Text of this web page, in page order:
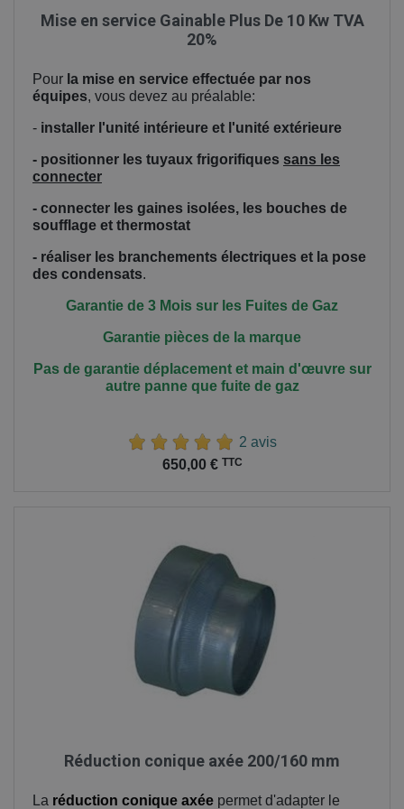
Mise en service Gainable Plus De 10 Kw TVA
20%
Pour la mise en service effectuée par nos
équipes, vous devez au préalable:
- installer l'unité intérieure et l'unité extérieure
- positionner les tuyaux frigorifiques sans les
connecter
- connecter les gaines isolées, les bouches de
soufflage et thermostat
- réaliser les branchements électriques et la pose
des condensats.
Garantie de 3 Mois sur les Fuites de Gaz
Garantie pièces de la marque
Pas de garantie déplacement et main d'œuvresur
autre panne que fuite de gaz
2 avis
650,00 € TTC
Réduction conique axée 200/160 mm
La réduction conique axée permet d'adapter le